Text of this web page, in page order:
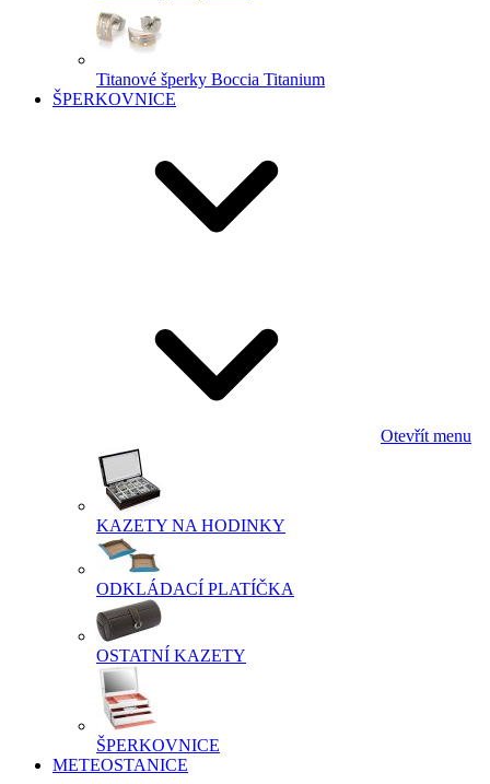
Titanové šperky Boccia Titanium
ŠPERKOVNICE
Otevřít menu
KAZETY NA HODINKY
ODKLÁDACÍ PLATÍČKA
OSTATNÍ KAZETY
ŠPERKOVNICE
METEOSTANICE